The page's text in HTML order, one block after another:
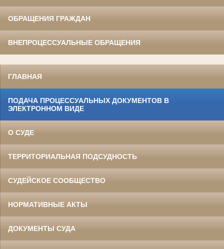
ОБРАЩЕНИЯ ГРАЖДАН
ВНЕПРОЦЕССУАЛЬНЫЕ ОБРАЩЕНИЯ
ГЛАВНАЯ
ПОДАЧА ПРОЦЕССУАЛЬНЫХ ДОКУМЕНТОВ В
ЭЛЕКТРОННОМ ВИДЕ
О СУДЕ
ТЕРРИТОРИАЛЬНАЯ ПОДСУДНОСТЬ
СУДЕЙСКОЕ СООБЩЕСТВО
НОРМАТИВНЫЕ АКТЫ
ДОКУМЕНТЫ СУДА